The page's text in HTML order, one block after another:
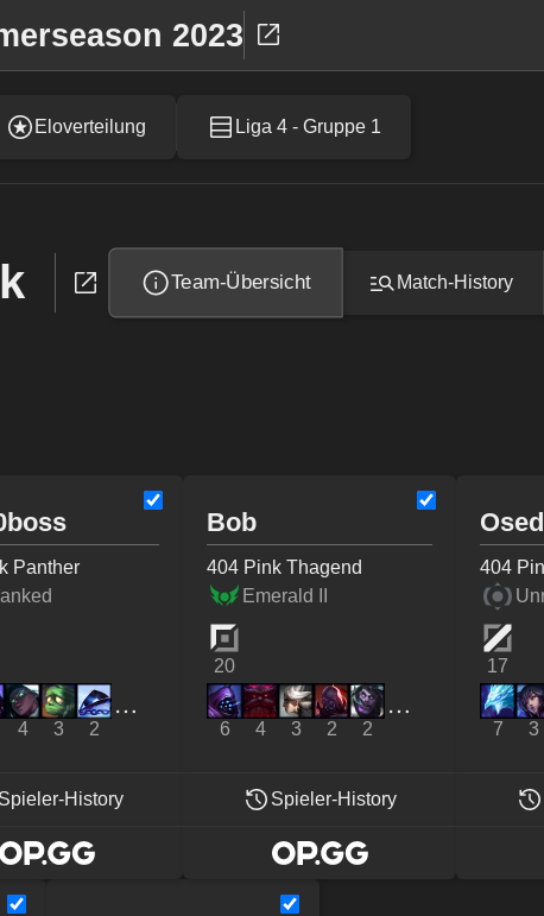
2023
Eloverteilung Liga 4 - Gruppe 1
Team-Übersicht Match-History
Panther
4 3 2
Spieler-History
Bob
404 Pink Thagend
Emerald II
20
6 4 3 2 2
Spieler-History
404
17
7 3